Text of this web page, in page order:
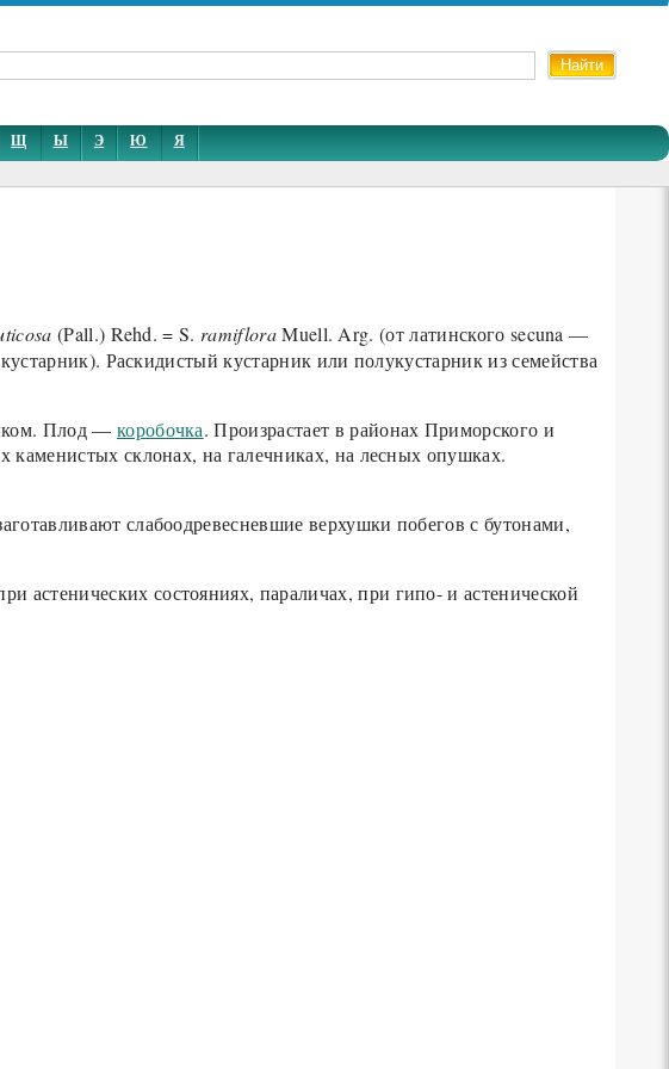
Щ Ы Э Ю Я
(Pall.) Rehd. = S. ramifloraMuell. Arg. (от латинского secuna —
Раскидистый кустарник или полукустарник из семейства
Плод — коробочка. Произрастает в районах Приморского и
каменистых склонах, на галечниках, на лесных опушках.
слабоодревесневшие верхушки побегов с бутонами,
астенических состояниях, параличах, при гипо- и астенической